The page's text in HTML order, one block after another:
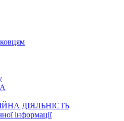
ДІЯЛЬНІСТЬ
інформації